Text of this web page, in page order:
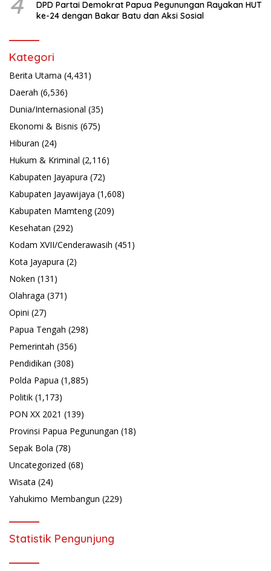
DPD Partai Demokrat Papua Pegunungan Rayakan HUT
ke-24 dengan Bakar Batu dan Aksi Sosial
Kategori
Berita Utama (4,431)
Daerah (6,536)
Dunia/Internasional (35)
Ekonomi & Bisnis (675)
Hiburan (24)
Hukum & Kriminal (2,116)
Kabupaten Jayapura (72)
Kabupaten Jayawijaya (1,608)
Kabupaten Mamteng(209)
Kesehatan (292)
Kodam XVII/Cenderawasih (451)
Kota Jayapura (2)
Noken (131)
Olahraga (371)
Opini (27)
Papua Tengah (298)
Pemerintah (356)
Pendidikan (308)
Polda Papua (1,885)
Politik (1,173)
PON XX 2021 (139)
Provinsi Papua Pegunungan (18)
Sepak Bola (78)
Uncategorized (68)
Wisata (24)
Yahukimo Membangun (229)
Statistik Pengunjung